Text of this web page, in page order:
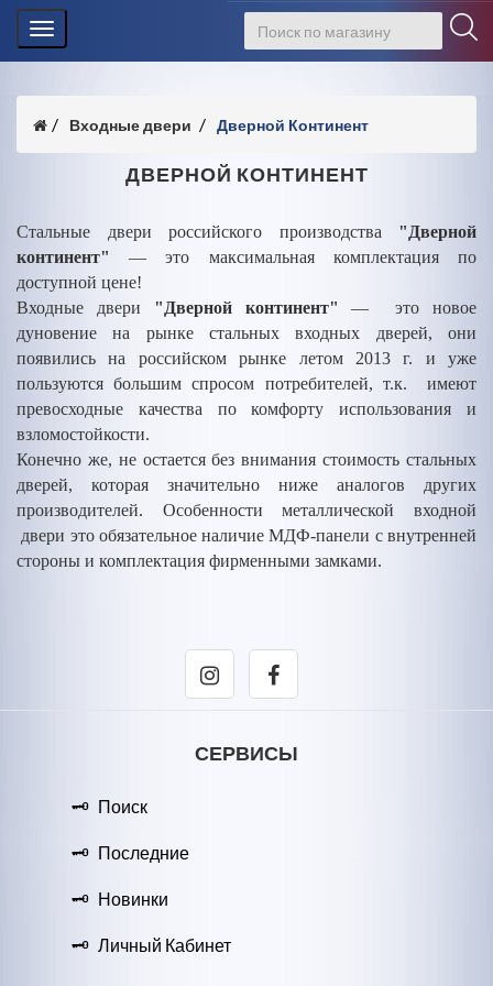
Toggle
navigation
Входные двери Дверной Континент
ДВЕРНОЙ КОНТИНЕНТ
Стальные двери российского производства "Дверной
континент"
— это максимальная комплектация по
доступной цене!
Входные двери "Дверной континент" — это новое
дуновение на рынке стальных входных дверей, они
появились на российском рынке летом 2013 г. и уже
пользуются большим спросом потребителей, т.к. имеют
превосходные качества по комфорту использования и
взломостойкости.
Конечно же, не остается без внимания стоимость стальных
дверей, которая значительно ниже аналогов других
производителей. Особенности металлической входной
двери это обязательное наличие МДФ-панели с внутренней
стороны и комплектация фирменными замками.
СЕРВИСЫ
Поиск
Последние
Новинки
Личный Кабинет